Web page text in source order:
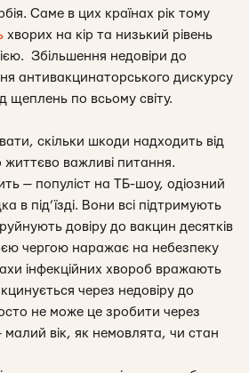
Саме в цих країнах рік тому
хворих на кір та низький рівень
Збільшення недовіри до
антивакцинаторського дискурсу
щеплень по всьому світу.
скільки шкоди надходить від
життєво важливі питання.
— популіст на ТБ-шоу, одіозний
в під’їзді. Вони всі підтримують
довіру до вакцин десятків
чергою наражає на небезпеку
інфекційних хвороб вражають
через недовіру до
не може це зробити через
малий вік, як немовлята, чи стан